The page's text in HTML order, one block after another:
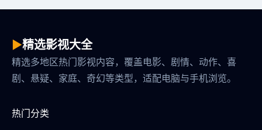
▶精选影视大全
精选多地区热门影视内容，覆盖电影、剧情、动作、喜
剧、悬疑、家庭、奇幻等类型，适配电脑与手机浏览。
热门分类